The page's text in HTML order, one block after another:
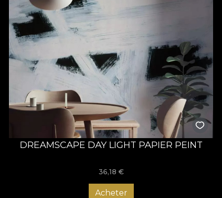
DREAMSCAPE DAY LIGHT PAPIER PEINT
36,18 €
Acheter